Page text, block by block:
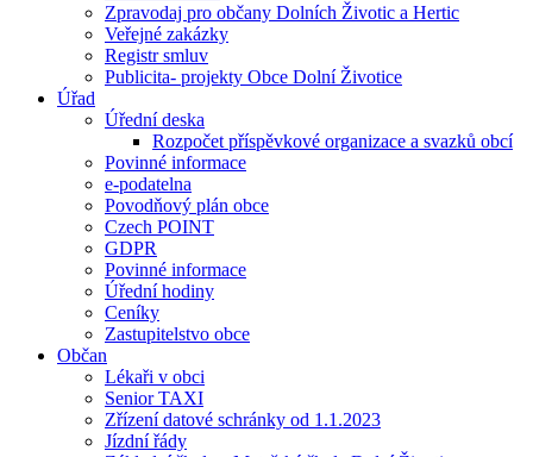
Zpravodaj pro občany Dolních Životic a Hertic
Veřejné zakázky
Registr smluv
Publicita- projekty Obce Dolní Životice
Úřad
Úřední deska
Rozpočet příspěvkové organizace a svazků obcí
Povinné informace
e-podatelna
Povodňový plán obce
Czech POINT
GDPR
Povinné informace
Úřední hodiny
Ceníky
Zastupitelstvo obce
Občan
Lékaři v obci
Senior TAXI
Zřízení datové schránky od 1.1.2023
Jízdní řády